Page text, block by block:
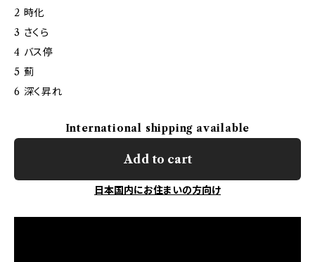
2 時化
3 さくら
4 バス停
5 薊
6 深く昇れ
International shipping available
Add to cart
日本国内にお住まいの方向け